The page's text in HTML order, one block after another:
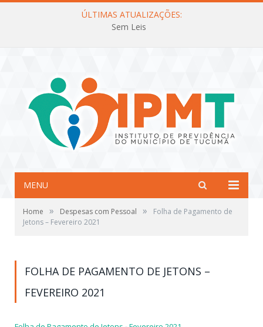
ÚLTIMAS ATUALIZAÇÕES:
Sem Leis
MENU
Home » Despesas com Pessoal »
Folha de Pagamento de
Jetons – Fevereiro 2021
FOLHA DE PAGAMENTO DE JETONS –
FEVEREIRO 2021